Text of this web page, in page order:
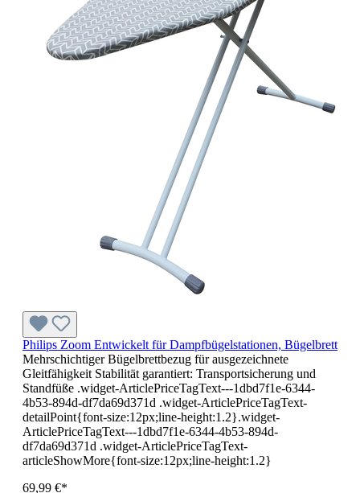
Philips Zoom Entwickelt für Dampfbügelstationen, Bügelbrett
Mehrschichtiger Bügelbrettbezug für ausgezeichnete
Gleitfähigkeit Stabilität garantiert: Transportsicherung und
Standfüße .widget-ArticlePriceTagText---1dbd7f1e-6344-
4b53-894d-df7da69d371d .widget-ArticlePriceTagText-
detailPoint{font-size:12px;line-height:1.2}.widget-
ArticlePriceTagText---1dbd7f1e-6344-4b53-894d-
df7da69d371d .widget-ArticlePriceTagText-
articleShowMore{font-size:12px;line-height:1.2}
69,99 €*